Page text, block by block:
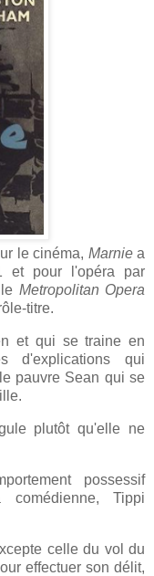
le cinéma, Marnie a
et pour l'opéra par
Metropolitan Opera
titre.
et qui se traine en
d'explications qui
pauvre Sean qui se
plutôt qu'elle ne
possessif
comédienne, Tippi
celle du vol du
effectuer son délit,